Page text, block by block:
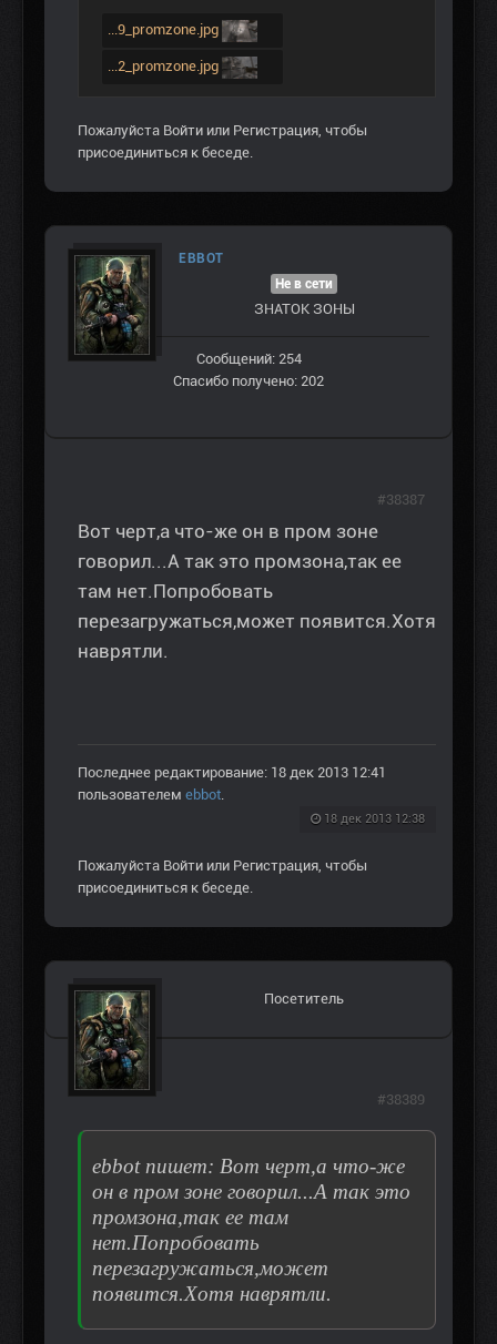
...9_promzone.jpg
...2_promzone.jpg
Пожалуйста Войти или Регистрация , чтобы
присоединиться к беседе.
EBBOT
Не в сети
ЗНАТОК ЗОНЫ
Сообщений: 254
Спасибо получено: 202
Вот черт,а что-же он в пром зоне
говорил...А так это промзона,так ее
там нет.Попробовать
перезагружаться,может появится.Хотя
наврятли.
Последнее редактирование: 18 дек 2013 12:41
пользователем ebbot
18 дек 2013 12:38
#38387
Пожалуйста Войти или Регистрация , чтобы
присоединиться к беседе.
Посетитель
ebbot пишет: Вот черт,а что-же
он в пром зоне говорил...А так это
промзона,так ее там
нет.Попробовать
перезагружаться,может
появится.Хотя наврятли.
#38389